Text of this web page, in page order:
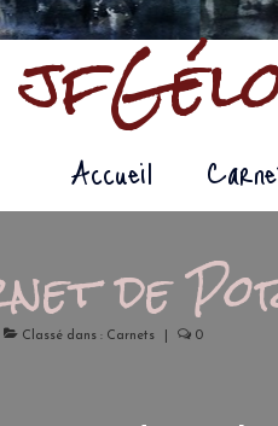
Accueil
de
Classé dans : Carnets 0